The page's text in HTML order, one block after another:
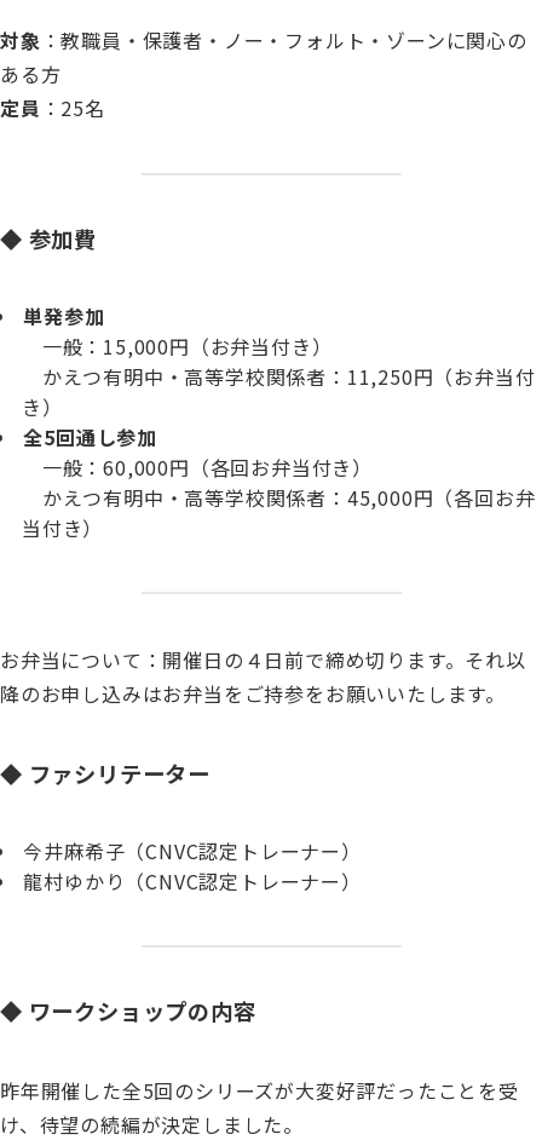
対象 ：教職員・保護者・ノー・フォルト・ゾーンに関心の
ある方
定員 ：25名
◆ 参加費
単発参加
一般：15,000円（お弁当付き）
かえつ有明中・高等学校関係者：11,250円（お弁当付
き）
全5回通し参加
一般：60,000円（各回お弁当付き）
かえつ有明中・高等学校関係者：45,000円（各回お弁
当付き）
お弁当について：開催日の４日前で締め切ります。それ以
降のお申し込みはお弁当をご持参をお願いいたします。
◆ ファシリテーター
今井麻希子（CNVC認定トレーナー）
龍村ゆかり（CNVC認定トレーナー）
◆ ワークショップの内容
昨年開催した全5回のシリーズが大変好評だったことを受
け、待望の続編が決定しました。